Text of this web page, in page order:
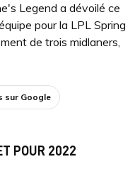
Legend a dévoilé ce
pour la LPL Spring
de trois midlaners,
sur Google
POUR 2022